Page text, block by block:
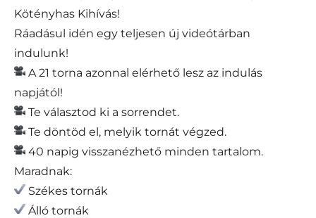
Kötényhas Kihívás!
Ráadásul idén egy teljesen új videótárban
indulunk!
A 21 torna azonnal elérhető lesz az indulás
napjától!
Te választod ki a sorrendet.
Te döntöd el, melyik tornát végzed.
40 napig visszanézhető minden tartalom.
Maradnak:
Székes tornák
Álló tornák